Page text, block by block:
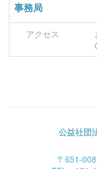
事務局
アクセス
公益社団
〒651-